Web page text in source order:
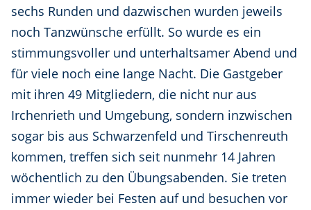
sechs Runden und dazwischen wurden jeweils
noch Tanzwünsche erfüllt. So wurde es ein
stimmungsvoller und unterhaltsamer Abend und
für viele noch eine lange Nacht. Die Gastgeber
mit ihren 49 Mitgliedern, die nicht nur aus
Irchenrieth und Umgebung, sondern inzwischen
sogar bis aus Schwarzenfeld und Tirschenreuth
kommen, treffen sich seit nunmehr 14 Jahren
wöchentlich zu den Übungsabenden. Sie treten
immer wieder bei Festen auf und besuchen vor